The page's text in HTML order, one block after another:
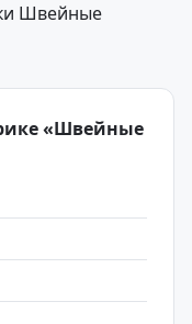
Швейные
«Швейные